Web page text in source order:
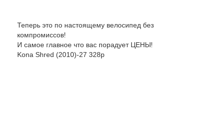
Теперь это по настоящему велосипед без
компромиссов!
И самое главное что вас порадует ЦЕНЫ!
Kona Shred (2010)-27 328р